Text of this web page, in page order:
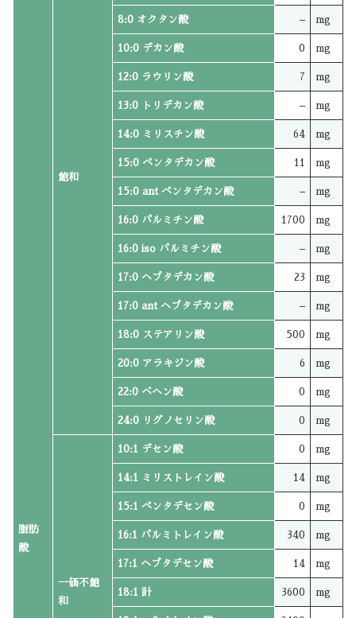
脂肪
酸
飽和
8:0 オクタン酸 – mg
10:0 デカン酸 0 mg
12:0 ラウリン酸 7 mg
13:0 トリデカン酸 – mg
14:0 ミリスチン酸 64 mg
15:0 ペンタデカン酸 11 mg
15:0 ant ペンタデカン酸 – mg
16:0 パルミチン酸 1700 mg
16:0 iso パルミチン酸 – mg
17:0 ヘプタデカン酸 23 mg
17:0 ant ヘプタデカン酸 – mg
18:0 ステアリン酸 500 mg
20:0 アラキジン酸 6 mg
22:0 ベヘン酸 0 mg
24:0 リグノセリン酸 0 mg
一価不飽
和
10:1 デセン酸 0 mg
14:1 ミリストレイン酸 14 mg
15:1 ペンタデセン酸 0 mg
16:1 パルミトレイン酸 340 mg
17:1 ヘプタデセン酸 14 mg
18:1 計 3600 mg